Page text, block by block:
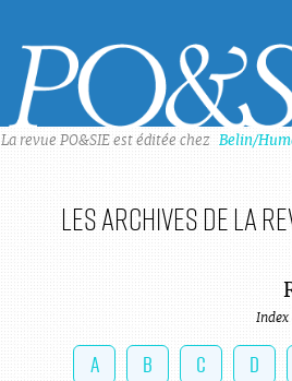
La revue PO&SIE est éditée chez Belin/
Les archives de la
Index
A B C D